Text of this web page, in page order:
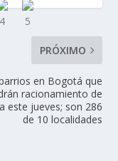
PRÓXIMO
en Bogotá que
racionamiento de
este jueves; son 286
de 10 localidades